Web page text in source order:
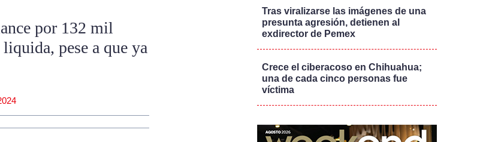
por 132 mil
pese a que ya
Tras viralizarse las imágenes de una
presunta agresión, detienen al
exdirector de Pemex
Crece el ciberacoso en Chihuahua;
una de cada cinco personas fue
víctima